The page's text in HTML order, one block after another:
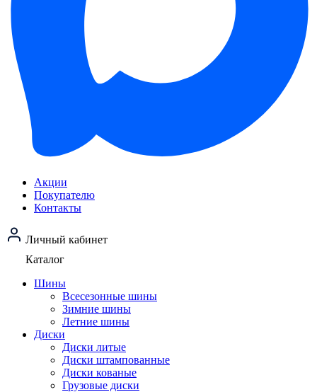
Акции
Покупателю
Контакты
Личный кабинет
Каталог
Шины
Всесезонные шины
Зимние шины
Летние шины
Диски
Диски литые
Диски штампованные
Диски кованые
Грузовые диски